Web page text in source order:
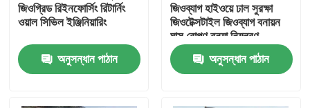
আমাদের সম্পর্কে
কারখানা ভ্রমণ
মান নিয়ন্ত্রণ
জিওগ্রিড রিইনফোর্সিং রিটার্নিং
ওয়াল সিভিল ইঞ্জিনিয়ারিং
অনুসন্ধান পাঠান
জিওব্যাগ হাইওয়ে ঢাল সুরক্ষা
জিওটেক্সটাইল জিওব্যাগ বনায়ন
ঘাস রোপণ বন্যা নিয়ন্ত্রণ
জিওটেক্সটাইল জিওব্যাগ
অনুসন্ধান পাঠান